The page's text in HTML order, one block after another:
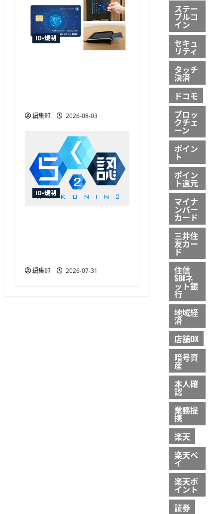
ID・規制
編集部 2026-08-03
ID・規制
編集部 2026-07-31
ステー
ブルコ
イン
セキュ
リティ
タッチ
決済
ドコモ
ブロッ
クチェ
ーン
ポイン
ト
ポイン
ト還元
マイナ
ンバー
カード
三井住
友カー
ド
住信
SBIネ
ット銀
行
地域経
済
店舗DX
暗号資
産
本人確
認
業務提
携
楽天
楽天ペ
イ
楽天ポ
イント
証券